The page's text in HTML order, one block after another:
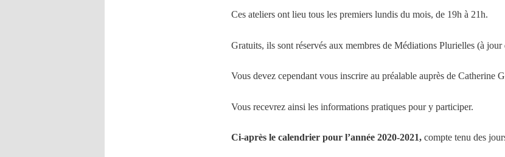
Ces ateliers ont lieu tous les premiers lundis du mois, de 19h à 21h.
Gratuits, ils sont réservés aux membres de Médiations Plurielles (à
Vous devez cependant vous inscrire au préalable auprès de Catherine
Vous recevrez ainsi les informations pratiques pour y participer.
Ci-après le calendrier pour l’année 2020-2021, compte tenu des